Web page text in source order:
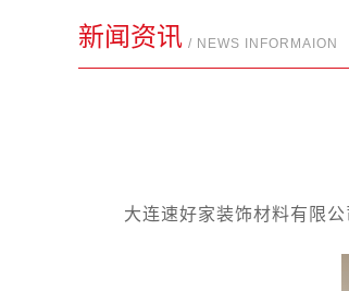
新闻资讯 / NEWS INFORMAION
大连速好家装饰材料有限